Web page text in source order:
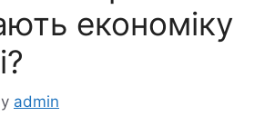
економіку
admin